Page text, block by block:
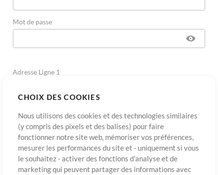
CHOIX DES COOKIES
Nous utilisons des cookies et des technologies similaires
(y compris des pixels et des balises) pour faire
fonctionner notre site web, mémoriser vos préférences,
mesurer les performances du site et - uniquement si vous
le souhaitez - activer des fonctions d'analyse et de
marketing qui peuvent partager des informations avec
Mot de passe
Adresse Ligne 1
Ville